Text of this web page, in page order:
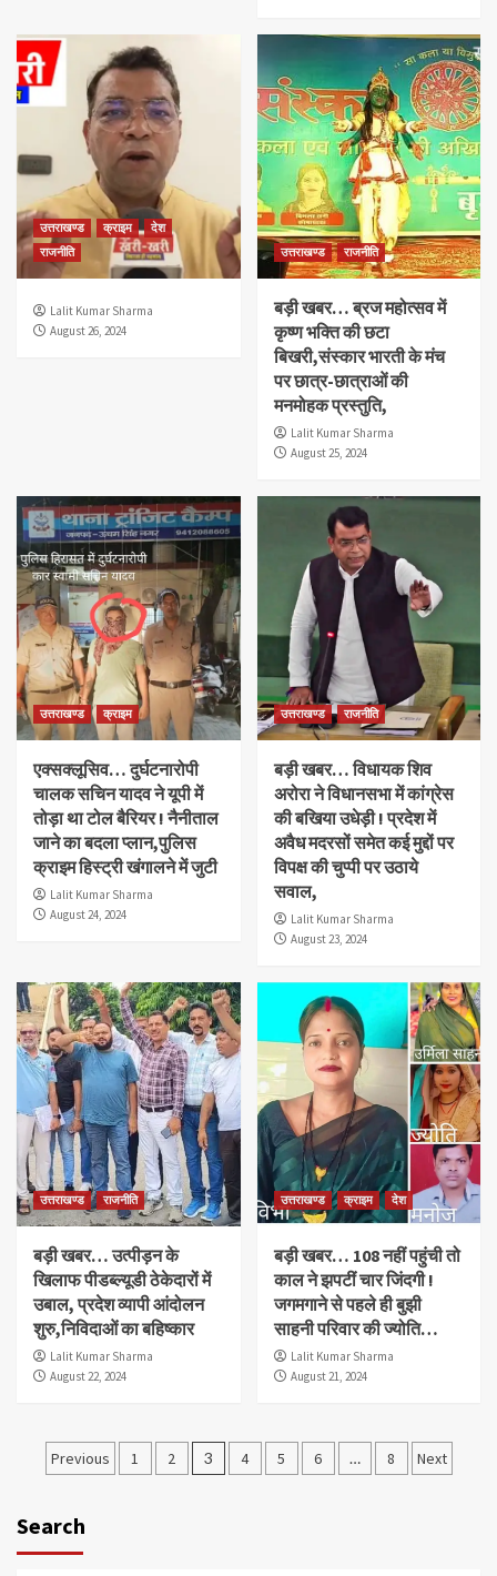
उत्तराखण्ड क्राइम
देश
राजनीति
Lalit Kumar Sharma
August 26, 2024
उत्तराखण्ड राजनीति
बड़ी खबर… ब्रज महोत्सव में
कृष्ण भक्ति की छटा
बिखरी,संस्कार भारती के मंच
पर छात्र-छात्राओं की
मनमोहक प्रस्तुति,
Lalit Kumar Sharma
August 25, 2024
उत्तराखण्ड क्राइम
एक्सक्लूसिव… दुर्घटनारोपी
चालक सचिन यादव ने यूपी में
तोड़ा था टोल बैरियर ! नैनीताल
जाने का बदला प्लान,पुलिस
क्राइम हिस्ट्री खंगालने में जुटी
Lalit Kumar Sharma
August 24, 2024
उत्तराखण्ड राजनीति
बड़ी खबर… विधायक शिव
अरोरा ने विधानसभा में कांग्रेस
की बखिया उधेड़ी ! प्रदेश में
अवैध मदरसों समेत कई मुद्दों पर
विपक्ष की चुप्पी पर उठाये
सवाल,
Lalit Kumar Sharma
August 23, 2024
उत्तराखण्ड राजनीति
बड़ी खबर… उत्पीड़न के
खिलाफ पीडब्ल्यूडी ठेकेदारों में
उबाल, प्रदेश व्यापी आंदोलन
शुरु,निविदाओं का बहिष्कार
Lalit Kumar Sharma
August 22, 2024
उत्तराखण्ड क्राइम देश
बड़ी खबर… 108 नहीं पहुंची तो
काल ने झपटीं चार जिंदगी !
जगमगाने से पहले ही बुझी
साहनी परिवार की ज्योति…
Lalit Kumar Sharma
August 21, 2024
Posts
Previous 1 2 3 4 5 6 … 8 Next
Search